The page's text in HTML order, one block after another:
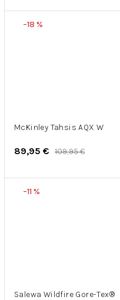
–18 %
McKinley Tahsis AQX W
89,95 € 109,95 €
–11 %
Salewa Wildfire Gore-Tex®